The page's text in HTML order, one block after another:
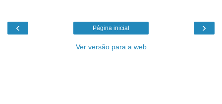
‹ ›
Página inicial
Ver versão para a web